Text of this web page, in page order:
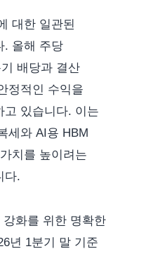
대한 일관된
. 올해 주당
배당과 결산
정적인 수익을
고 있습니다. 이는
세와 AI용 HBM
치를 높이려는
다.
화를 위한 명확한
년 1분기 말 기준